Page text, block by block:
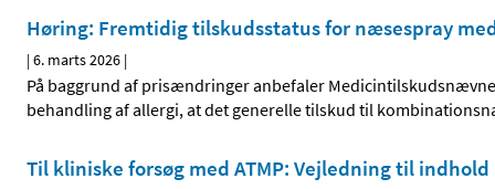
Høring: Fremtidig tilskudsstatus for næsespray
|6. marts 2026 |
På baggrund af prisændringer anbefaler
behandling af allergi, at det generelle tilskud til
Til kliniske forsøg med ATMP: Vejledning til